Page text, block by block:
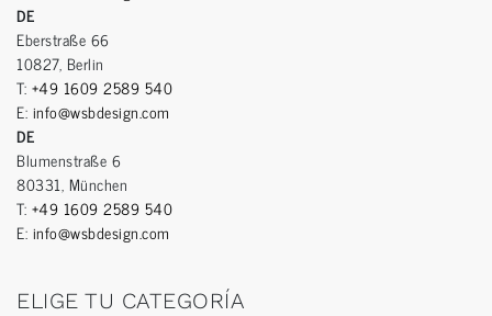
DE
Eberstraße 66
10827, Berlin
T: +49 1609 2589 540
E: info@wsbdesign.com
DE
Blumenstraße 6
80331, München
T: +49 1609 2589 540
E: info@wsbdesign.com
ELIGE TU CATEGORÍA